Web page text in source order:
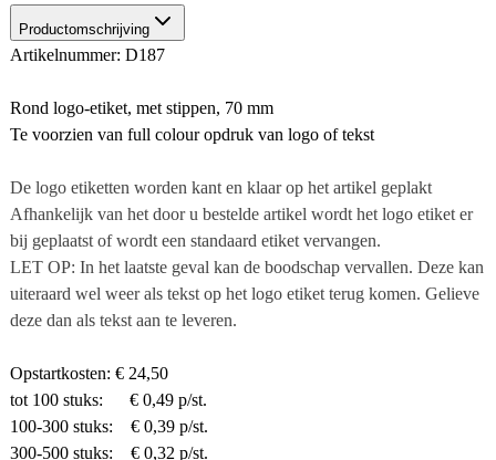
Productomschrijving
Artikelnummer: D187
Rond logo-etiket, met stippen, 70 mm
Te voorzien van full colour opdruk van logo of tekst
De logo etiketten worden kant en klaar op het artikel geplakt
Afhankelijk van het door u bestelde artikel wordt het logo etiket er
bij geplaatst of wordt een standaard etiket vervangen.
LET OP: In het laatste geval kan de boodschap vervallen. Deze kan
uiteraard wel weer als tekst op het logo etiket terug komen. Gelieve
deze dan als tekst aan te leveren.
Opstartkosten: € 24,50
tot 100 stuks: € 0,49 p/st.
100-300 stuks: € 0,39 p/st.
300-500 stuks: € 0,32 p/st.